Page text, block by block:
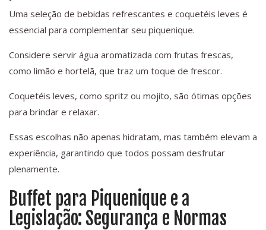
Uma seleção de bebidas refrescantes e coquetéis leves é
essencial para complementar seu piquenique.
Considere servir água aromatizada com frutas frescas,
como limão e hortelã, que traz um toque de frescor.
Coquetéis leves, como spritz ou mojito, são ótimas opções
para brindar e relaxar.
Essas escolhas não apenas hidratam, mas também elevam a
experiência, garantindo que todos possam desfrutar
plenamente.
Buffet para Piquenique e a
Legislação: Segurança e Normas